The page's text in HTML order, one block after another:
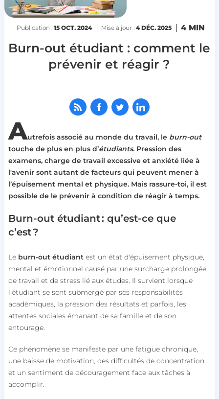
Publication : 15 OCT. 2024 Mise à jour : 4 DÉC. 2025 4 MIN
Burn-out étudiant : comment le
prévenir et réagir ?
Autrefois associé au monde du travail, le burn-out
touche de plus en plus d’étudiants. Pression des
examens, charge de travail excessive et anxiété liée à
l'avenir sont autant de facteurs qui peuvent mener à
l’épuisement mental et physique. Mais rassure-toi, il est
possible de le prévenir à condition de réagir à temps.
Burn-out étudiant : qu’est-ce que
c’est ?
Le burn-out étudiantest un état d'épuisement physique,
mental et émotionnel causé par une surcharge prolongée
de travail et de stress lié aux études. Il survient lorsque
l'étudiant se sent submergé par ses responsabilités
académiques, la pression des résultats et parfois, les
attentes sociales émanant de sa famille et de son
entourage.
Ce phénomène se manifeste par une fatigue chronique,
une baisse de motivation, des difficultés de concentration,
et un sentiment de découragement face aux tâches à
accomplir.